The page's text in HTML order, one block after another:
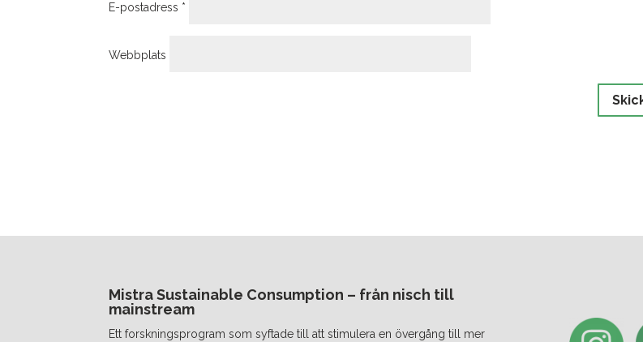
E-postadress *
Webbplats
Mistra Sustainable Consumption – från nisch till
mainstream
Ett forskningsprogram som syftade till att stimulera en övergång till mer